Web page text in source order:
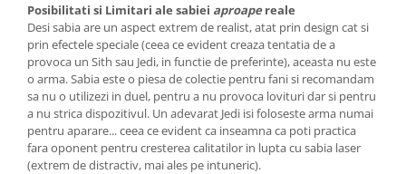
Posibilitati si Limitari ale sabiei aproapereale
Desi sabia are un aspect extrem de realist, atat prin design cat si
prin efectele speciale (ceea ce evident creaza tentatia de a
provoca un Sith sau Jedi, in functie de preferinte), aceasta nu este
o arma. Sabia este o piesa de colectie pentru fani si recomandam
sa nu o utilizezi in duel, pentru a nu provoca lovituri dar si pentru
a nu strica dispozitivul. Un adevarat Jedi isi foloseste arma numai
pentru aparare... ceea ce evident ca inseamna ca poti practica
fara oponent pentru cresterea calitatilor in lupta cu sabia laser
(extrem de distractiv, mai ales pe intuneric).